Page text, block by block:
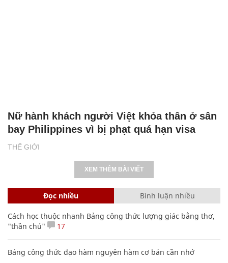
THẾ GIỚI
Nữ hành khách người Việt khỏa thân ở sân
bay Philippines vì bị phạt quá hạn visa
XEM THÊM BÀI VIẾT
Đọc nhiều Bình luận nhiều
Cách học thuộc nhanh Bảng công thức lượng giác bằng thơ,
"thần chú"
17
Bảng công thức đạo hàm nguyên hàm cơ bản cần nhớ